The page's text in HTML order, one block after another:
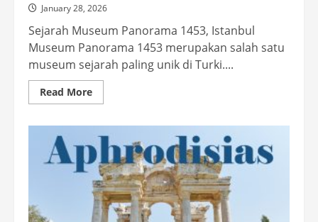
January 28, 2026
Sejarah Museum Panorama 1453, Istanbul
Museum Panorama 1453 merupakan salah satu
museum sejarah paling unik di Turki....
Read MoreRead
more
Panorama
1453:
Menghidupkan
Kembali
Penaklukan
Konstantinopel